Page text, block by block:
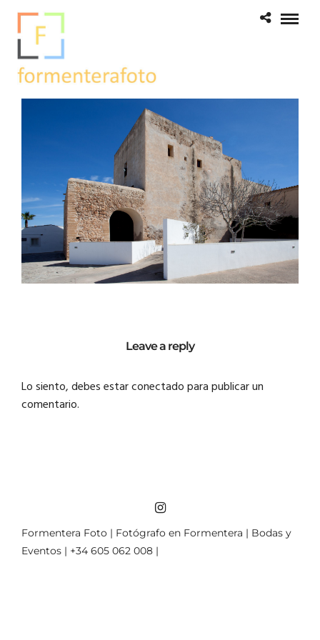
Leave a reply
Lo siento, debes estarconectadopara publicar un
comentario.
Formentera Foto | Fotógrafo en Formentera | Bodas y
Eventos | +34 605 062 008 |